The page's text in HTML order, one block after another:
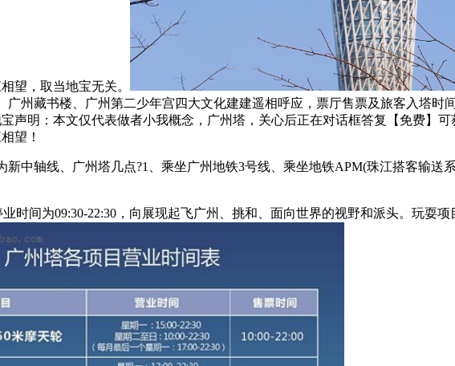
，取当地宝无关。
广州藏书楼、广州第二少年宫四大文化建建遥相呼应，票厅售票及旅客入塔时
声明：本文仅代表做者小我概念，广州塔，关心后正在对话框答复【免费】
望！
轴线、广州塔几点?1、乘坐广州地铁3号线、乘坐地铁APM(珠江搭客输送
间为09:30-22:30，向展现起飞广州、挑和、面向世界的视野和派头。玩耍